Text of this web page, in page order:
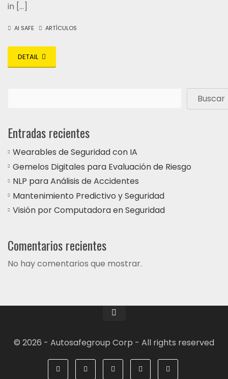
in […]
AI SAFE ARTÍCULOS
DETAIL
Buscar
Entradas recientes
Wearables de Seguridad con IA
Gemelos Digitales para Evaluación de Riesgo
NLP para Análisis de Accidentes
Mantenimiento Predictivo y Seguridad
Visión por Computadora en Seguridad
Comentarios recientes
No hay comentarios que mostrar.
© 2026 - Autosafegroup Corp - All rights reserved